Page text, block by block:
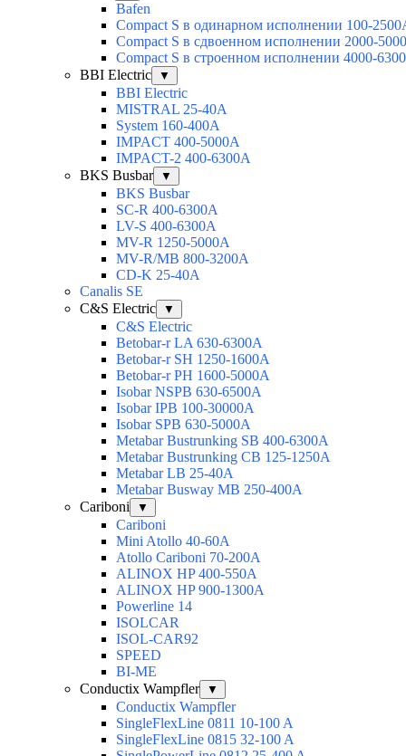
Bafen
Compact S в одинарном исполнении 100-
Compact S в сдвоенном исполнении 2000-
Compact S в строенном исполнении 4000-
BBI Electric
▼
BBI Electric
MISTRAL 25-40А
System 160-400А
IMPACT 400-5000А
IMPACT-2 400-6300А
BKS Busbar
▼
BKS Busbar
SC-R 400-6300A
LV-S 400-6300A
MV-R 1250-5000A
MV-R/MB 800-3200A
CD-K 25-40A
Canalis SE
C&S Electric
▼
C&S Electric
Betobar-r LA 630-6300A
Betobar-r SH 1250-1600A
Betobar-r PH 1600-5000A
Isobar NSPB 630-6500A
Isobar IPB 100-30000A
Isobar SPB 630-5000A
Metabar Bustrunking SB 400-6300A
Metabar Bustrunking CB 125-1250A
Metabar LB 25-40A
Metabar Busway MB 250-400A
Cariboni
▼
Cariboni
Mini Atollo 40-60A
Atollo Cariboni 70-200A
ALINOX HP 400-550A
ALINOX HP 900-1300A
Powerline 14
ISOLCAR
ISOL-CAR92
SPEED
BI-ME
Conductix Wampfler
▼
Conductix Wampfler
SingleFlexLine 0811 10-100 A
SingleFlexLine 0815 32-100 A